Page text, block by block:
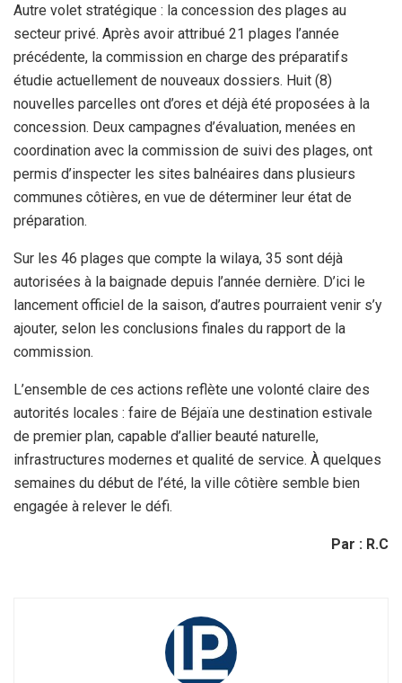
Autre volet stratégique : la concession des plages au
secteur privé. Après avoir attribué 21 plages l’année
précédente, la commission en charge des préparatifs
étudie actuellement de nouveaux dossiers. Huit (8)
nouvelles parcelles ont d’ores et déjà été proposées à la
concession. Deux campagnes d’évaluation, menées en
coordination avec la commission de suivi des plages, ont
permis d’inspecter les sites balnéaires dans plusieurs
communes côtières, en vue de déterminer leur état de
préparation.
Sur les 46 plages que compte la wilaya, 35 sont déjà
autorisées à la baignade depuis l’année dernière. D’ici le
lancement officiel de la saison, d’autres pourraient venir s’y
ajouter, selon les conclusions finales du rapport de la
commission.
L’ensemble de ces actions reflète une volonté claire des
autorités locales : faire de Béjaïa une destination estivale
de premier plan, capable d’allier beauté naturelle,
infrastructures modernes et qualité de service. À quelques
semaines du début de l’été, la ville côtière semble bien
engagée à relever le défi.
Par : R.C